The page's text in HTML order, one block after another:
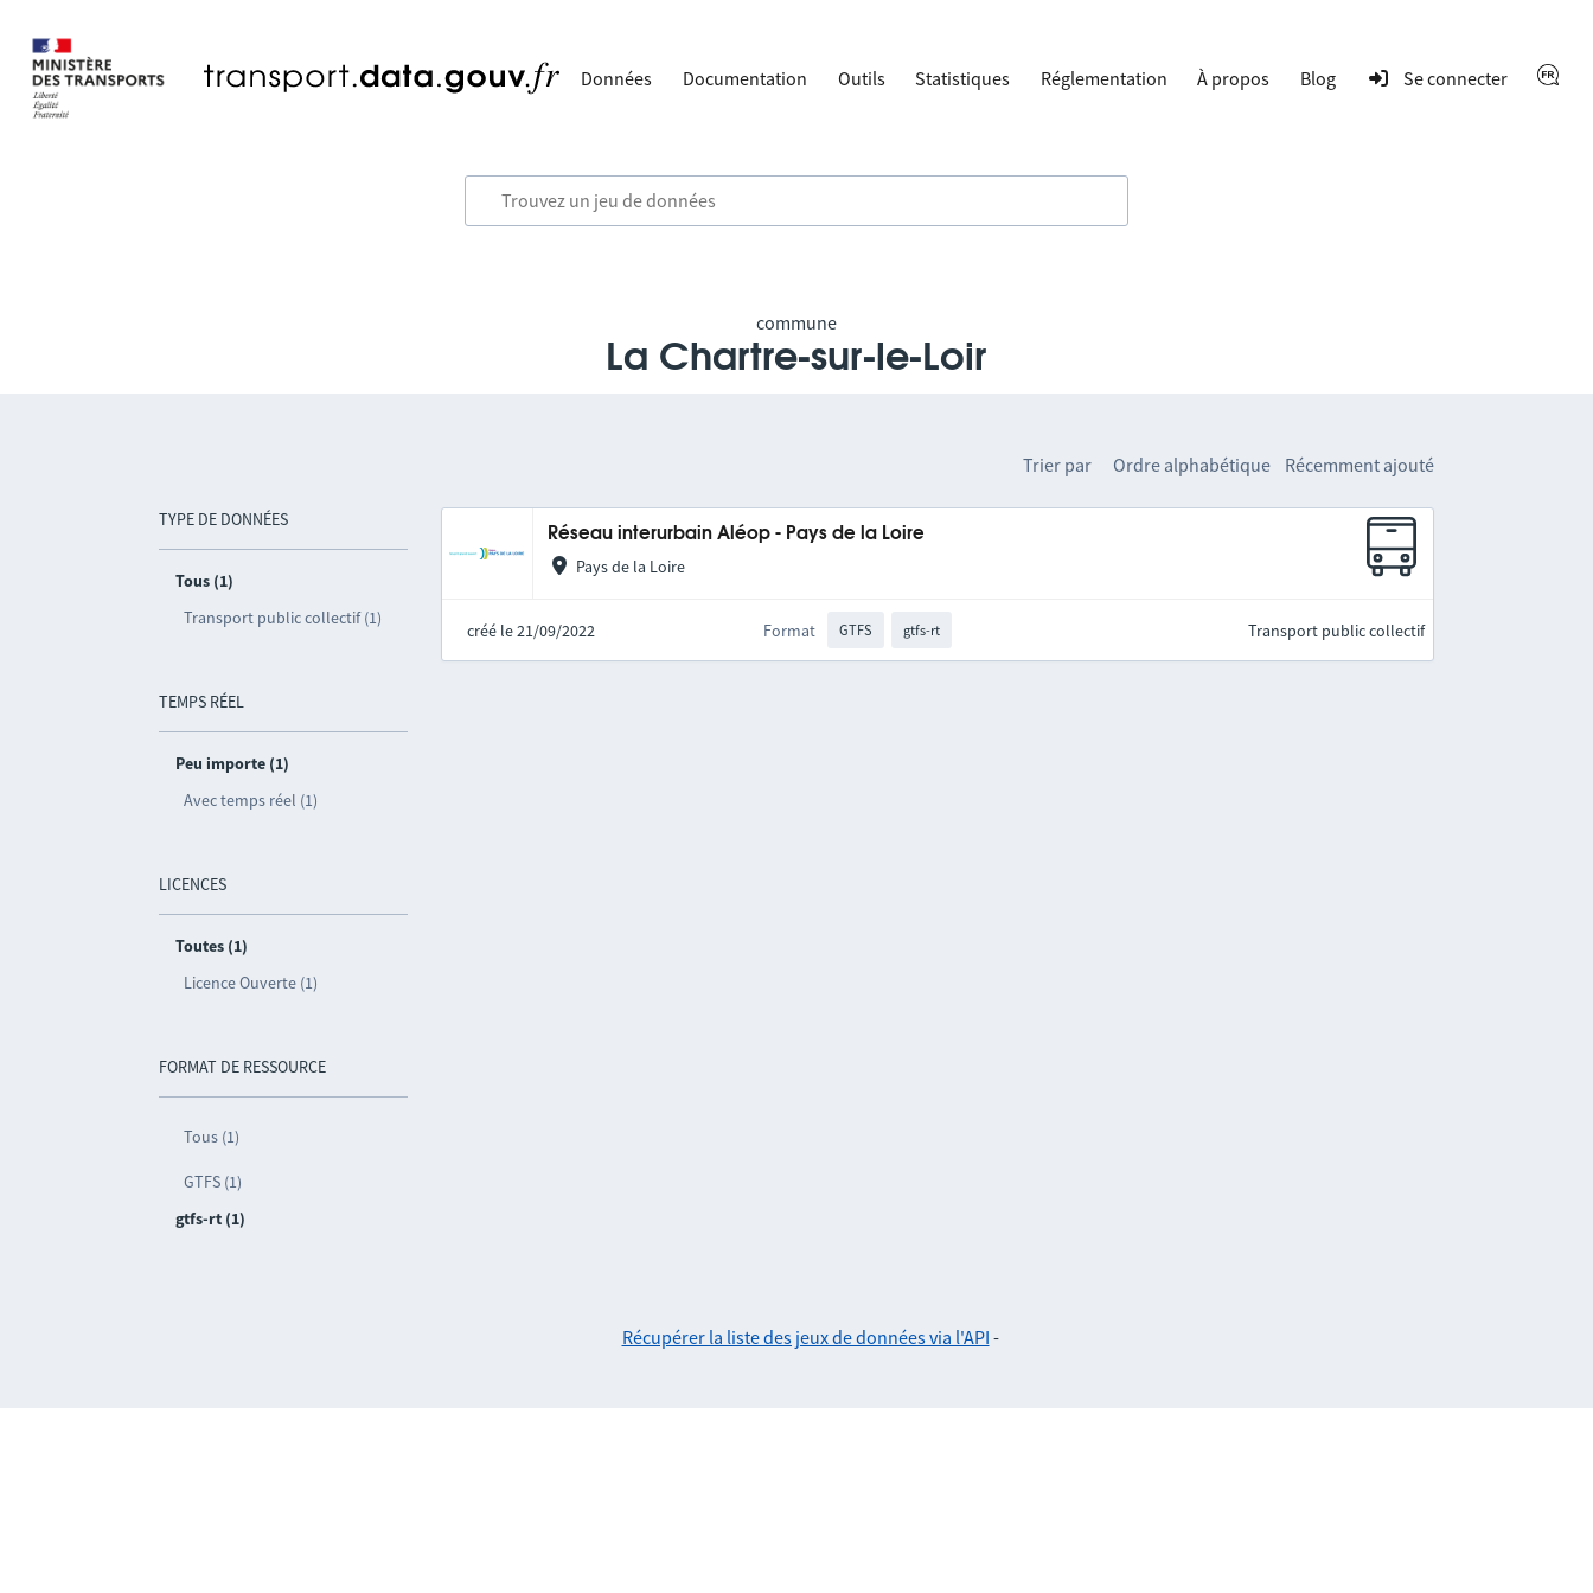
Données Documentation Outils Statistiques Réglementation À propos Blog Se connecter
commune
La Chartre-sur-le-Loir
TYPE DE DONNÉES
Tous (1)
Transport public collectif (1)
TEMPS RÉEL
Peu importe (1)
Avec temps réel (1)
LICENCES
Toutes (1)
Licence Ouverte (1)
FORMAT DE RESSOURCE
Tous (1)
GTFS (1)
gtfs-rt (1)
Trier par Ordre alphabétique Récemment ajouté
Réseau interurbain Aléop - Pays de la Loire
Pays de la Loire
créé le 21/09/2022 Format GTFS gtfs-rt Transport public collectif
Récupérer la liste des jeux de données via l'API -